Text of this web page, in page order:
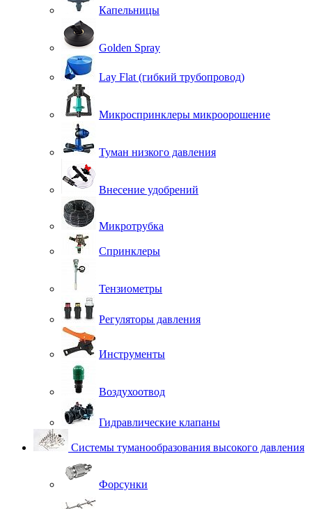
Капельницы
Golden Spray
Lay Flat (гибкий трубопровод)
Микроспринклеры микроорошение
Туман низкого давления
Внесение удобрений
Микротрубка
Спринклеры
Тензиометры
Регуляторы давления
Инструменты
Воздухоотвод
Гидравлические клапаны
Системы туманообразования высокого давления
Форсунки